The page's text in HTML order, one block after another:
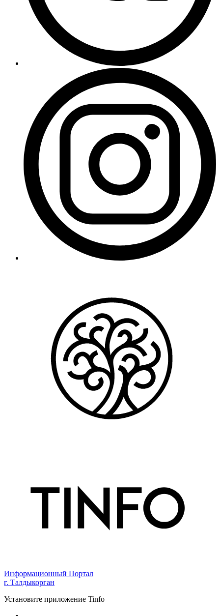
Информационный Портал
г. Талдыкорган
Установите приложение Tinfo